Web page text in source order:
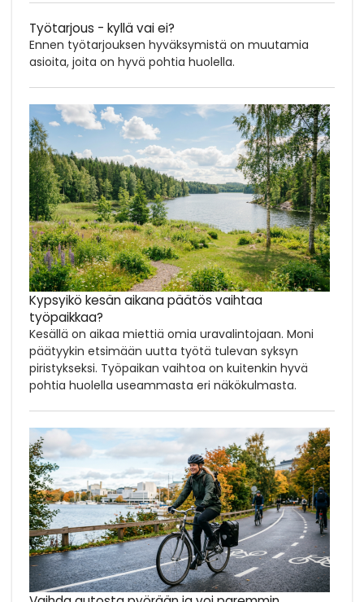
Työtarjous - kyllä vai ei?
Ennen työtarjouksen hyväksymistä on muutamia
asioita, joita on hyvä pohtia huolella.
Kypsyikö kesän aikana päätös vaihtaa
työpaikkaa?
Kesällä on aikaa miettiä omia uravalintojaan. Moni
päätyykin etsimään uutta työtä tulevan syksyn
piristykseksi. Työpaikan vaihtoa on kuitenkin hyvä
pohtia huolella useammasta eri näkökulmasta.